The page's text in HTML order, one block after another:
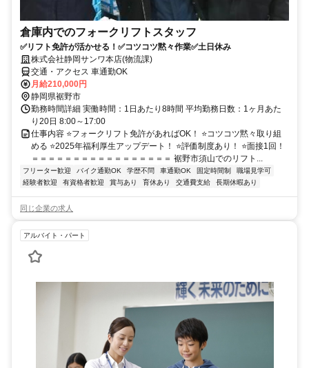
倉庫内でのフォークリフトスタッフ
✅リフト免許が活かせる！✅コツコツ黙々作業✅土日休み
株式会社静岡サンワ本店(物流課)
交通・アクセス 車通勤OK
月給210,000円
静岡県裾野市
勤務時間詳細 実働時間：1日あたり8時間 平均勤務日数：1ヶ月あた
り20日 8:00～17:00
仕事内容 ⭐フォークリフト免許があればOK！ ⭐コツコツ黙々取り組
める ⭐2025年福利厚生アップデート！ ⭐評価制度あり！ ⭐面接1回！
＝＝＝＝＝＝＝＝＝＝＝＝＝＝＝＝＝ 裾野市須山でのリフト...
フリーター歓迎 バイク通勤OK 学歴不問 車通勤OK 固定時間制
職場見学可
経験者歓迎
有資格者歓迎 賞与あり 育休あり 交通費支給 長期休暇あり
同じ企業の求人
アルバイト・パート